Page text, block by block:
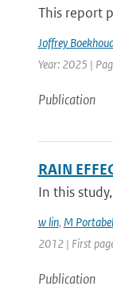
This report
Joffrey
Year: 2025 |
Publication
RAIN
In this
w lin, M
2012 | First
Publication